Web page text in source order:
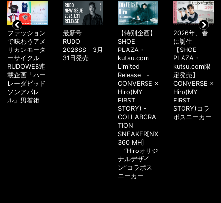
ファッション
で味わうアメ
リカンモータ
ーサイクル
RUDOWEB連
載企画「ハー
レーダビッド
ソンアパレ
ル」男着術
最新号
RUDO
2026SS 3月
31日発売
【特別企画】
SHOE
PLAZA・
kutsu.com
Limited
Release -
CONVERSE ×
Hiro(MY
FIRST
STORY) -
COLLABORA
TION
SNEAKER[NX
360 MH]
“Hiroオリジ
ナルデザイ
ン”コラボス
ニーカー
2026年、春
に誕生
【SHOE
PLAZA・
kutsu.com限
定発売】
CONVERSE ×
Hiro(MY
FIRST
STORY)コラ
ボスニーカー